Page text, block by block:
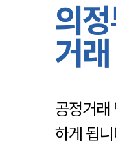
의
거
공정거래
하게 됩